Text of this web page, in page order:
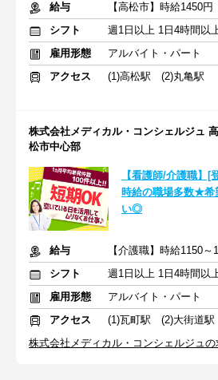
給与
シフト
雇用形態
アルバイト・パート
アクセス
(1)高松駅 (2)丸亀駅
株式会社メディカル・コンシェルジュ
松市中心部
【看護師/介護職】
時給の職場多数★希
い◎
給与
シフト
雇用形態
アルバイト・パート
アクセス
(1)瓦町駅 (2)大街道駅
株式会社メディカル・コンシェルジュ